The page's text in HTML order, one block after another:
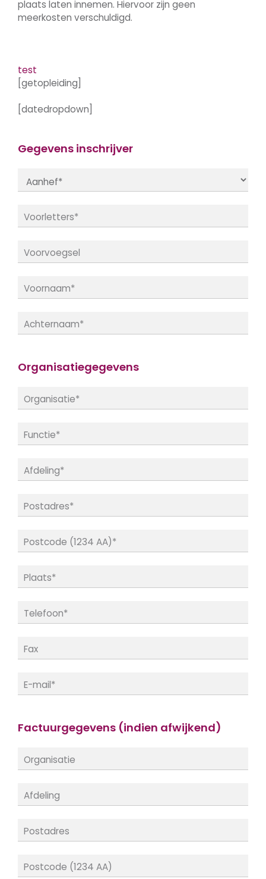
plaats laten innemen. Hiervoor zijn geen
meerkosten verschuldigd.
test
[getopleiding]
[datedropdown]
Gegevens inschrijver
Organisatiegegevens
Factuurgegevens (indien afwijkend)